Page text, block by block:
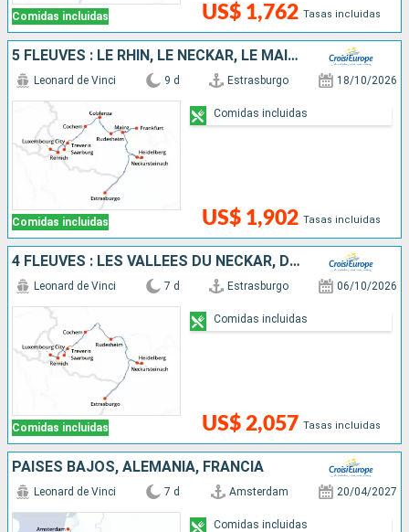
Comidas incluidas US$ 1,762 Tasas incluidas
5 FLEUVES : LE RHIN, LE NECKAR, LE MAIN, LA MOSELLE ET LA SARRE
Comidas incluidas
Leonard de Vinci 9 d Estrasburgo 18/10/2026
US$ 1,902 Tasas incluidas
Comidas incluidas
4 FLEUVES : LES VALLÉES DU NECKAR, DU RHIN ROMANTIQUE, DE LA MOSELLE ET DE LA SARRE
Comidas incluidas
Leonard de Vinci 7 d Estrasburgo 06/10/2026
US$ 2,057 Tasas incluidas
Comidas incluidas
PAISES BAJOS, ALEMANIA, FRANCIA
Leonard de Vinci 7 d Amsterdam 20/04/2027
Comidas incluidas